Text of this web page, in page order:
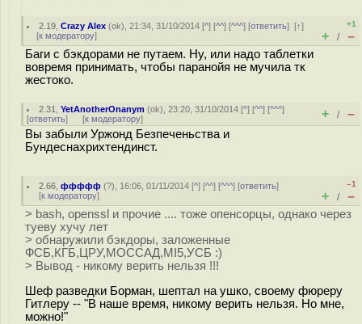
2.19 ,Crazy Alex (ok), 21:34, 31/10/2014 [^] [^^] [^^^] [ответить][↑]
[к модератору]
+1
+ / –
Баги с бэкдорами не путаем. Ну, или надо таблетки
вовремя принимать, чтобы паранойя не мучила тк
жестоко.
2.31 ,YetAnotherOnanym (ok), 23:20, 31/10/2014 [^] [^^] [^^^]
[ответить] [к модератору] + / –
Вы забыли Уржонд Безпеченьства и
Бундеснахрихтендинст.
2.66 ,ффффф (?), 16:06, 01/11/2014 [^] [^^] [^^^] [ответить]
[к модератору]
–1
+ / –
> bash, openssl и прочие .... тоже опенсорцы, однако через
туеву хучу лет
> обнаружили бэкдоры, заложенные
ФСБ,КГБ,ЦРУ,МОССАД,MI5,УСБ :)
> Вывод - никому верить нельзя !!!
Шеф разведки Борман, шептал на ушко, своему фюреру
Гитлеру -- "В наше время, никому верить нельзя. Но мне,
можно!"